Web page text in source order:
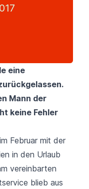
eine
Mann der
keine Fehler
Februar mit der
in den Urlaub
vereinbarten
blieb aus